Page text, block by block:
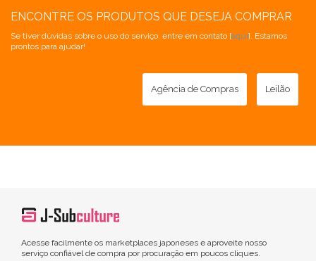
ENCONTRE OS PRODUTOS QUE DESEJA COMPRAR
Se tiver dúvidas sobre o uso do serviço, entre em contato [aqui]. Estamos
prontos para ajudar!
Agência de Compras Leilão
Acesse facilmente os marketplaces japoneses e aproveite nosso
serviço confiável de compra por procuração em poucos cliques.